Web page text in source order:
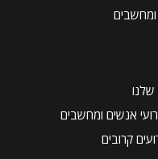
שלנו
אנשים ומחשבים
קרובים